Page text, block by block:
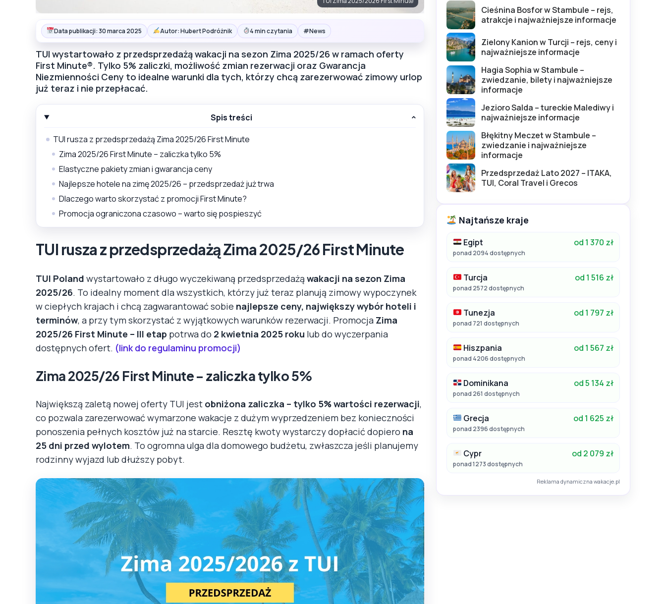
Data publikacji: 30 marca 2025 Autor: Hubert Podróżnik 4 min czytania #News
TUI wystartowało z przedsprzedażą wakacji na sezon Zima 2025/26 w ramach oferty
First Minute®. Tylko 5% zaliczki, możliwość zmian rezerwacji oraz Gwarancja
Niezmienności Ceny to idealne warunki dla tych, którzy chcą zarezerwować zimowy urlop
już teraz i nie przepłacać.
Spis treści
TUI rusza z przedsprzedażą Zima 2025/26 First Minute
Zima 2025/26 First Minute – zaliczka tylko 5%
Elastyczne pakiety zmian i gwarancja ceny
Najlepsze hotele na zimę 2025/26 – przedsprzedaż już trwa
Dlaczego warto skorzystać z promocji First Minute?
Promocja ograniczona czasowo – warto się pospieszyć
TUI rusza z przedsprzedażą Zima 2025/26 First Minute
TUI Poland wystartowało z długo wyczekiwaną przedsprzedażą wakacji na sezon Zima
2025/26. To idealny moment dla wszystkich, którzy już teraz planują zimowy wypoczynek
w ciepłych krajach i chcą zagwarantować sobie najlepsze ceny, największy wybór hoteli i
terminów, a przy tym skorzystać z wyjątkowych warunków rezerwacji. Promocja Zima
2025/26 First Minute – III etap potrwa do 2 kwietnia 2025 roku lub do wyczerpania
dostępnych ofert. (link do regulaminu promocji)
Zima 2025/26 First Minute – zaliczka tylko 5%
Największą zaletą nowej oferty TUI jest obniżona zaliczka – tylko 5% wartości rezerwacji,
co pozwala zarezerwować wymarzone wakacje z dużym wyprzedzeniem bez konieczności
ponoszenia pełnych kosztów już na starcie. Resztę kwoty wystarczy dopłacić dopiero na
25 dni przed wylotem. To ogromna ulga dla domowego budżetu, zwłaszcza jeśli planujemy
rodzinny wyjazd lub dłuższy pobyt.
Cieśnina Bosfor w Stambule – rejs,
atrakcje i najważniejsze informacje
Zielony Kanion w Turcji – rejs, ceny i
najważniejsze informacje
Hagia Sophia w Stambule –
zwiedzanie, bilety i najważniejsze
informacje
Jezioro Salda – tureckie Malediwy i
najważniejsze informacje
Błękitny Meczet w Stambule –
zwiedzanie i najważniejsze
informacje
Przedsprzedaż Lato 2027 – ITAKA,
TUI, Coral Travel i Grecos
Najtańsze kraje
Egipt od 1 370 zł
ponad 2094 dostępnych
Turcja od 1 516 zł
ponad 2572 dostępnych
Tunezja od 1 797 zł
ponad 721 dostępnych
Hiszpania od 1 567 zł
ponad 4206 dostępnych
Dominikana od 5 134 zł
ponad 261 dostępnych
Grecja od 1 625 zł
ponad 2396 dostępnych
Cypr od 2 079 zł
ponad 1273 dostępnych
Reklama dynamiczna wakacje.pl